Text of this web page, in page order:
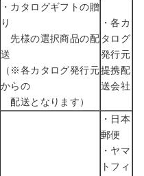
・カタログギフトの贈
り
先様の選択商品の配
送
（※各カタログ発行元
からの
配送となります）
・各カ
タログ
発行元
提携配
送会社
・ 日本
郵便
・ ヤマ
トフィ